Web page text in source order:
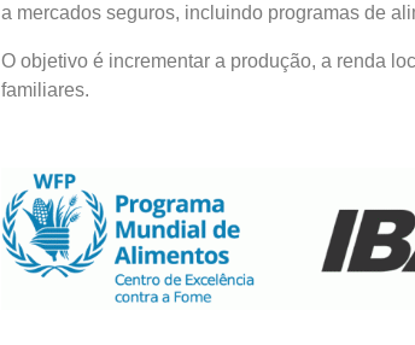
a mercados seguros, incluindo programas de
O objetivo é incrementar a produção, a renda
familiares.